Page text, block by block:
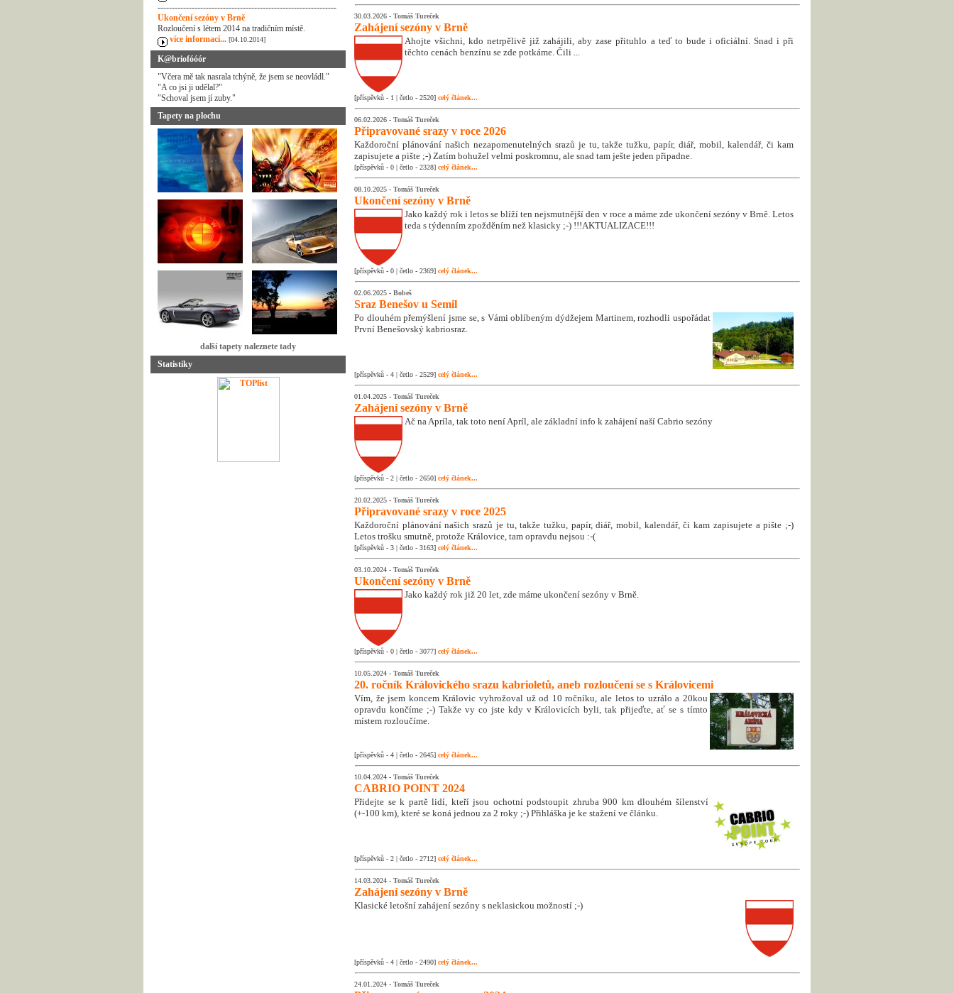
---------------------------------------------------------------
Ukončení sezóny v Brně
Rozloučení s létem 2014 na tradičním místě.
více informací... [04.10.2014]
K@briofóóór
"Včera mě tak nasrala tchýně, že jsem se neovládl."
"A co jsi ji udělal?"
"Schoval jsem jí zuby."
Tapety na plochu
další tapety naleznete tady
Statistiky
30.03.2026 - Tomáš Tureček
Zahájení sezóny v Brně
Ahojte všichni, kdo netrpělivě již zahájili, aby zase přituhlo a teď to bude i oficiální. Snad i při
těchto cenách benzínu se zde potkáme. Čili ...
[příspěvků - 1 | četlo - 2520] celý článek...
06.02.2026 - Tomáš Tureček
Připravované srazy v roce 2026
Každoroční plánování našich nezapomenutelných srazů je tu, takže tužku, papír, diář, mobil, kalendář, či kam
zapisujete a pište ;-) Zatím bohužel velmi poskromnu, ale snad tam ješte jeden připadne.
[příspěvků - 0 | četlo - 2328] celý článek...
08.10.2025 - Tomáš Tureček
Ukončení sezóny v Brně
Jako každý rok i letos se blíží ten nejsmutnější den v roce a máme zde ukončení sezóny v Brně. Letos
teda s týdenním zpožděním než klasicky ;-) !!!AKTUALIZACE!!!
[příspěvků - 0 | četlo - 2369] celý článek...
02.06.2025 - Bobeš
Sraz Benešov u Semil
Po dlouhém přemýšlení jsme se, s Vámi oblíbeným dýdžejem Martinem, rozhodli uspořádat
První Benešovský kabriosraz.
[příspěvků - 4 | četlo - 2529] celý článek...
01.04.2025 - Tomáš Tureček
Zahájení sezóny v Brně
Ač na Apríla, tak toto není Apríl, ale základní info k zahájení naší Cabrio sezóny
[příspěvků - 2 | četlo - 2650] celý článek...
20.02.2025 - Tomáš Tureček
Připravované srazy v roce 2025
Každoroční plánování našich srazů je tu, takže tužku, papír, diář, mobil, kalendář, či kam zapisujete a pište ;-)
Letos trošku smutně, protože Královice, tam opravdu nejsou :-(
[příspěvků - 3 | četlo - 3163] celý článek...
03.10.2024 - Tomáš Tureček
Ukončení sezóny v Brně
Jako každý rok již 20 let, zde máme ukončení sezóny v Brně.
[příspěvků - 0 | četlo - 3077] celý článek...
10.05.2024 - Tomáš Tureček
20. ročník Královického srazu kabrioletů, aneb rozloučení se s Královicemi
Vím, že jsem koncem Královic vyhrožoval už od 10 ročníku, ale letos to uzrálo a 20kou
opravdu končíme ;-) Takže vy co jste kdy v Královicích byli, tak přijeďte, ať se s tímto
místem rozloučíme.
[příspěvků - 4 | četlo - 2645] celý článek...
10.04.2024 - Tomáš Tureček
CABRIO POINT 2024
Přidejte se k partě lidí, kteří jsou ochotní podstoupit zhruba 900 km dlouhém šílenství
(+-100 km), které se koná jednou za 2 roky ;-) Přihláška je ke stažení ve článku.
[příspěvků - 2 | četlo - 2712] celý článek...
14.03.2024 - Tomáš Tureček
Zahájení sezóny v Brně
Klasické letošní zahájení sezóny s neklasickou možností ;-)
[příspěvků - 4 | četlo - 2490] celý článek...
24.01.2024 - Tomáš Tureček